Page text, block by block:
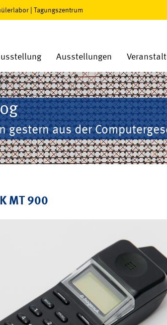
| Tagungszentrum
Ausstellungen
gestern aus der
MT 900